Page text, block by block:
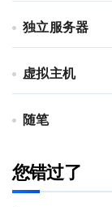
独立服务器
虚拟主机
随笔
您错过了